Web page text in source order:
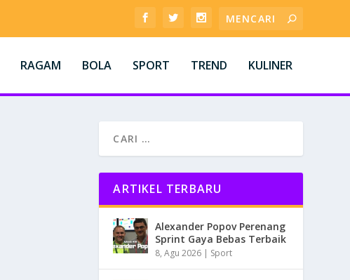
RAGAM BOLA SPORT TREND KULINER
ARTIKEL TERBARU
Alexander Popov Perenang
Sprint Gaya Bebas Terbaik
8, Agu 2026 | Sport